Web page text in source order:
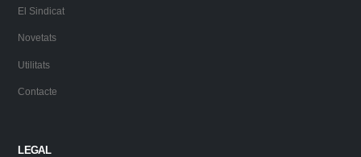
El Sindicat
Novetats
Utilitats
Contacte
LEGAL